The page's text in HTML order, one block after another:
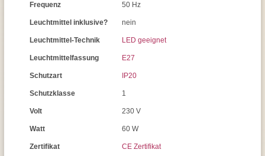
Frequenz 50 Hz
Leuchtmittel inklusive? nein
Leuchtmittel-Technik LED geeignet
Leuchtmittelfassung E27
Schutzart IP20
Schutzklasse 1
Volt 230 V
Watt 60 W
Zertifikat CE Zertifikat